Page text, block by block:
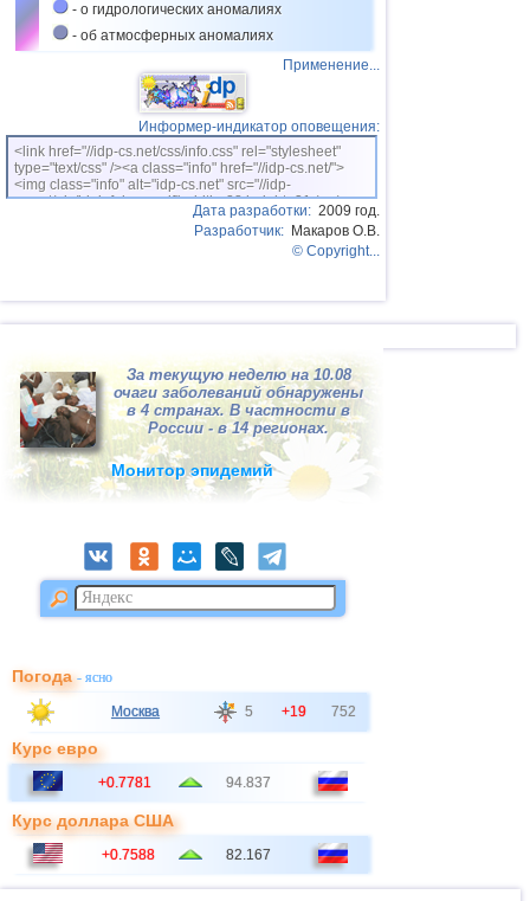
- о гидрологических аномалиях
- об атмосферных аномалиях
Применение...
Информер-индикатор оповещения:
<link href="//idp-cs.net/css/info.css" rel="stylesheet"
type="text/css" /><a class="info" href="//idp-cs.net/">
<img class="info" alt="idp-cs.net" src="//idp-
cs.net/pix/idpinfok_sm.gif" width=88 height=31 /></a>
Дата разработки: 2009 год.
Разработчик: Макаров О.В.
© Copyright...
За текущую неделю на 10.08
очаги заболеваний обнаружены
в 4 странах. В частности в
России - в 14 регионах.
Монитор эпидемий
Погода- ясно
Москва 5 +19 752
Курс евро
+0.7781 94.837
Курс доллара США
+0.7588 82.167